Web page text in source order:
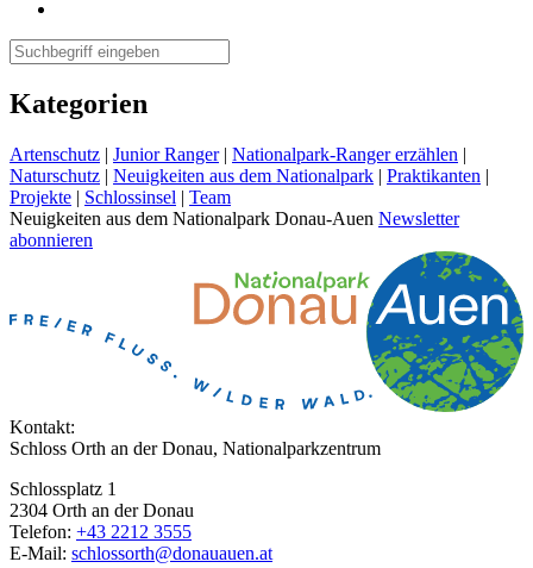
Kategorien
Artenschutz | Junior Ranger | Nationalpark-Ranger erzählen |
Naturschutz | Neuigkeiten aus dem Nationalpark | Praktikanten |
Projekte | Schlossinsel | Team
Neuigkeiten aus dem Nationalpark Donau-Auen Newsletter
abonnieren
Kontakt:
Schloss Orth an der Donau, Nationalparkzentrum
Schlossplatz 1
2304 Orth an der Donau
Telefon: +43 2212 3555
E-Mail: schlossorth@donauauen.at